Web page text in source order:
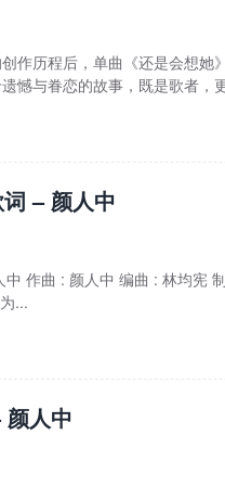
作历程后，单曲《还是会想她
憾与眷恋的故事，既是歌者，
– 颜人中
作曲 : 颜人中 编曲 : 林均宪
...
人中